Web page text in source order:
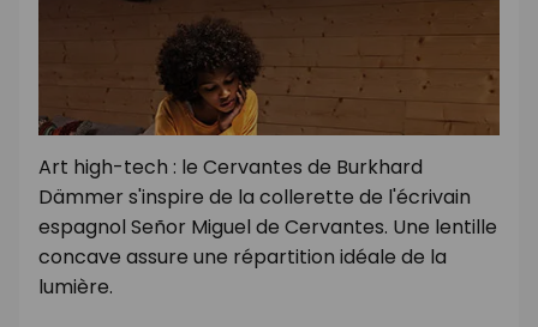
Art high-tech : le Cervantes de Burkhard
Dämmer s'inspire de la collerette de l'écrivain
espagnol Señor Miguel de Cervantes. Une lentille
concave assure une répartition idéale de la
lumière.